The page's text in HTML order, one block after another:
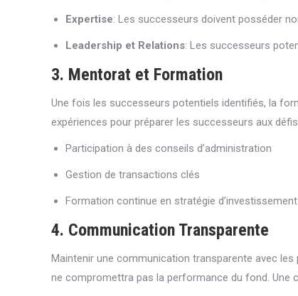
Expertise: Les successeurs doivent posséder
Leadership et Relations: Les successeurs
3. Mentorat et Formation
Une fois les successeurs potentiels identifiés, la
expériences pour préparer les successeurs aux
Participation à des conseils d’administration
Gestion de transactions clés
Formation continue en stratégie
4. Communication Transparente
Maintenir une communication transparente avec
ne compromettra pas la performance du fond. Une